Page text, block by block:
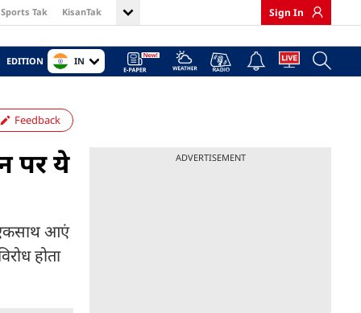
Sports Tak KisanTak Sign In
EDITION IN
Feedback
पर ये
एकसाथ आएं
होता
ADVERTISEMENT